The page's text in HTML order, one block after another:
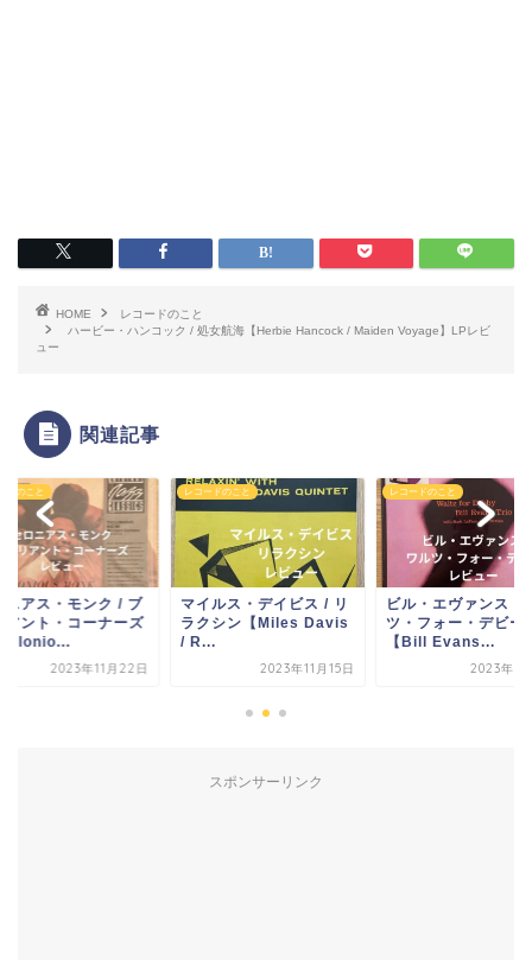
HOME
レコードのこと
ハービー・ハンコック / 処女航海【Herbie Hancock / Maiden Voyage】LPレビ
ュー
関連記事
ドのこと
ニアス・モンク / ブ
アント・コーナーズ
2023年11月22日
レコードのこと
マイルス・デイビス / リ
ラクシン【Miles Davis
/ R...
2023年11月15日
レコードのこと
ビル・エヴァンス /
ツ・フォー・デビー
【Bill Evans...
2023年10
スポンサーリンク